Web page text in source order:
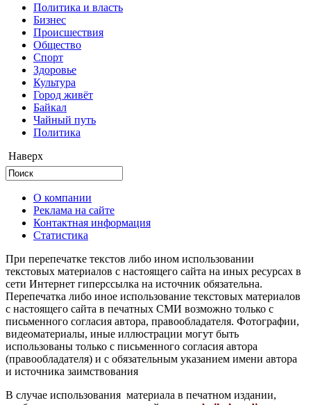
Политика и власть
Бизнес
Происшествия
Общество
Cпорт
Здоровье
Культура
Город живёт
Байкал
Чайный путь
Политика
Наверх
О компании
Реклама на сайте
Контактная информация
Статистика
При перепечатке текстов либо ином использовании
текстовых материалов с настоящего сайта на иных ресурсах в
сети Интернет гиперссылка на источник обязательна.
Перепечатка либо иное использование текстовых материалов
с настоящего сайта в печатных СМИ возможно только с
письменного согласия автора, правообладателя. Фотографии,
видеоматериалы, иные иллюстрации могут быть
использованы только с письменного согласия автора
(правообладателя) и с обязательным указанием имени автора
и источника заимствования
В случае использования материала в печатном издании,